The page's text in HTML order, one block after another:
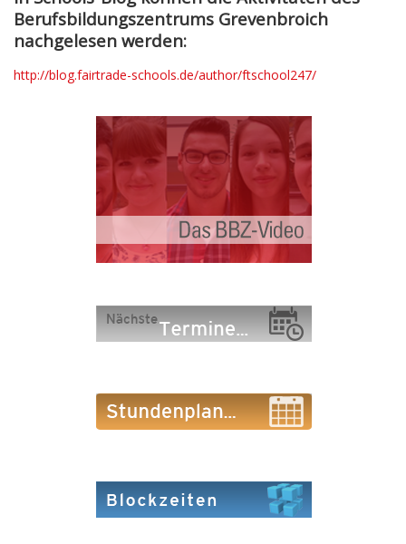
Berufsbildungszentrums Grevenbroich
nachgelesen werden:
http://blog.fairtrade-schools.de/author/ftschool247/